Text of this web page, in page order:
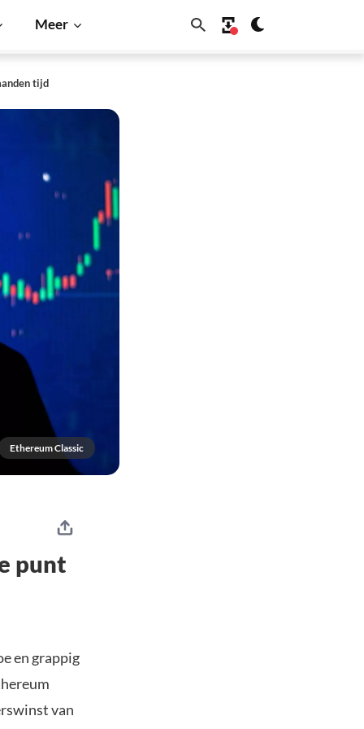
Meer
tijd
Ethereum Classic
punt
en grappig
van